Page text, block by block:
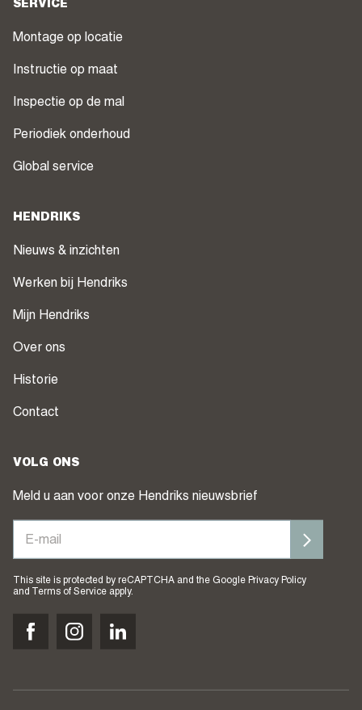
SERVICE
Montage op locatie
Instructie op maat
Inspectie op de mal
Periodiek onderhoud
Global service
HENDRIKS
Nieuws & inzichten
Werken bij Hendriks
Mijn Hendriks
Over ons
Historie
Contact
VOLG ONS
Meld u aan voor onze Hendriks nieuwsbrief
This site is protected by reCAPTCHA and the Google Privacy Policy
and
Terms of Service apply.